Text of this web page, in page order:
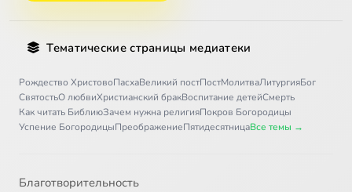
Тематические страницы медиатеки
Рождество ХристовоПасхаВеликий постПостМолитваЛитургияБог
СвятостьО любвиХристианский бракВоспитание детейСмерть
Как читать БиблиюЗачем нужна религияПокров Богородицы
Успение БогородицыПреображениеПятидесятницаВсе темы →
Благотворительность